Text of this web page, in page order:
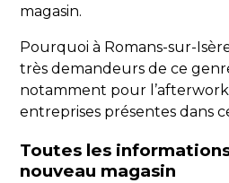
magasin.
Pourquoi à Romans-sur-
très demandeurs de ce
notamment pour l’afterwork
entreprises présentes dans
Toutes les
nouveau magasin